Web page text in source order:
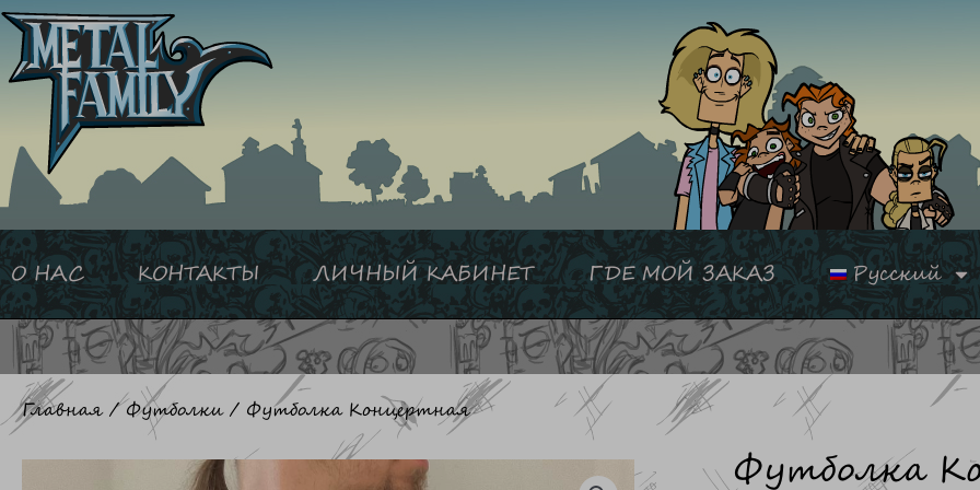
Перейти
содержимому
О НАС КОНТАКТЫ ЛИЧНЫЙ КАБИНЕТ ГДЕ МОЙ ЗАКАЗ Русский
Главная/Футболки/ Футболка Концертная
Футболка